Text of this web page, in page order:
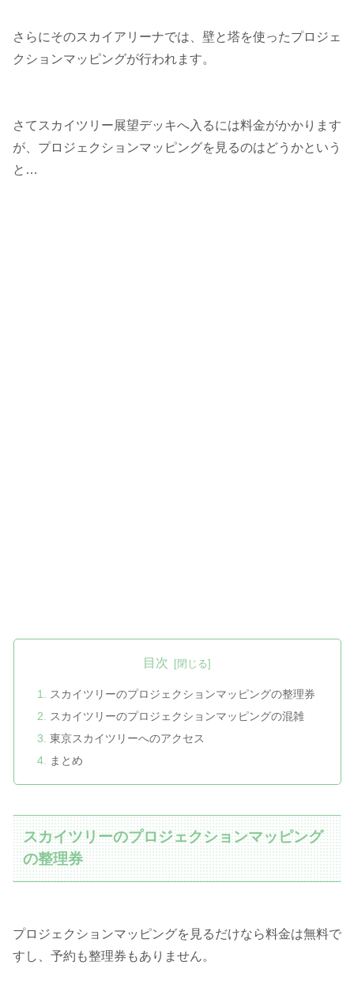
さらにそのスカイアリーナでは、壁と塔を使ったプロジェ
クションマッピングが行われます。
さてスカイツリー展望デッキへ入るには料金がかかります
が、プロジェクションマッピングを見るのはどうかという
と…
目次
スカイツリーのプロジェクションマッピングの整理券
スカイツリーのプロジェクションマッピングの混雑
東京スカイツリーへのアクセス
まとめ
スカイツリーのプロジェクションマッピング
の整理券
プロジェクションマッピングを見るだけなら料金は無料で
すし、予約も整理券もありません。